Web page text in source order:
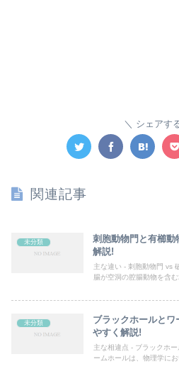
シェアす
関連記事
未分類
刺胞動物門と有櫛動
解説!
主な違い - 刺胞動物門 vs
腸が空洞の腔腸動物を含む
未分類
ブラックホールとワ
やすく解説!
主な相違点 - ブラックホ
ームホールは、物理学にお